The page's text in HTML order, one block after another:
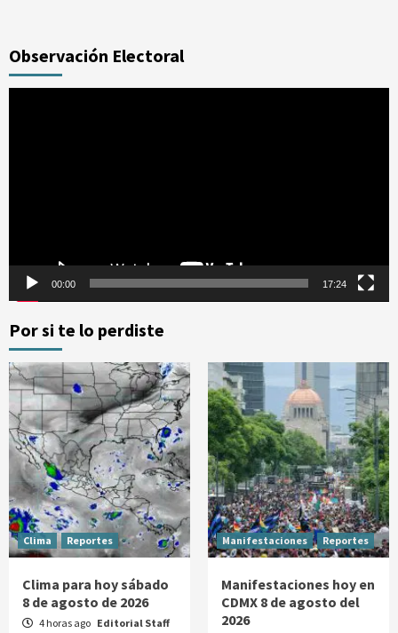
Observación Electoral
00:00 17:24
Por si te lo perdiste
Clima Reportes
Clima para hoy sábado
8 de agosto de 2026
4 horas ago Editorial Staff
Manifestaciones Reportes
Manifestaciones hoy en
CDMX 8 de agosto del
2026